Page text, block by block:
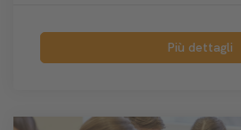
Più dettagli